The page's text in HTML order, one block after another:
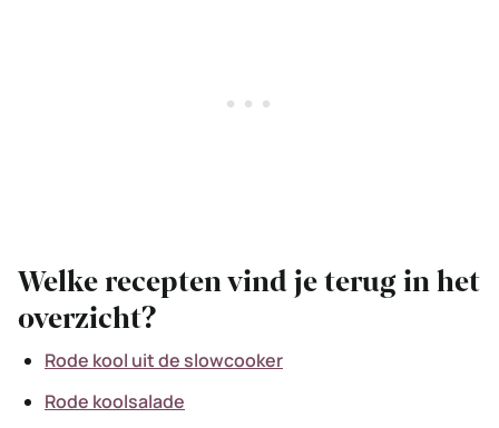
Welke recepten vind je terug in het
overzicht?
Rode kool uit de slowcooker
Rode koolsalade